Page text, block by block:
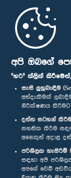
අපි ඔබගේ
"හරි" ක්ලික්
සැසි ලුහුබැඳීම
අත්දැකීමක්
නිරීක්ෂණය කිරීමට
දත්ත සටහන්
සහතික කිරීම
අනෙකුත් අදාළ
පරිශීලක හැසිරීම්
සඳහා අපි
අපගේ වෙබ්
මුල් පිටුව
පාර්ලිමේන්තු ජංගම
අප හා සම්බන්ධ වී
සම්මාන
පෞද්ගලිකත්ව